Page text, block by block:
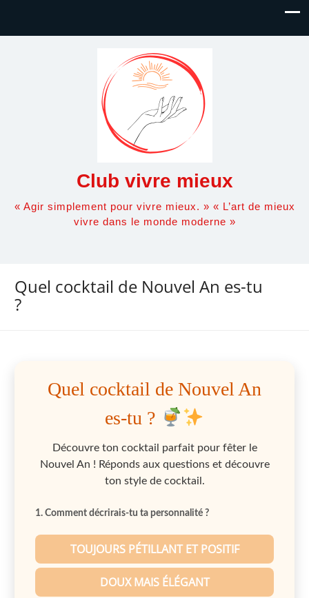
Club vivre mieux
« Agir simplement pour vivre mieux. » « L’art de mieux
vivre dans le monde moderne »
Quel cocktail de Nouvel An es-tu
?
Quel cocktail de Nouvel An
es-tu ?
Découvre ton cocktail parfait pour fêter le
Nouvel An ! Réponds aux questions et découvre
ton style de cocktail.
1. Comment décrirais-tu ta personnalité ?
TOUJOURS PÉTILLANT ET POSITIF
DOUX MAIS ÉLÉGANT